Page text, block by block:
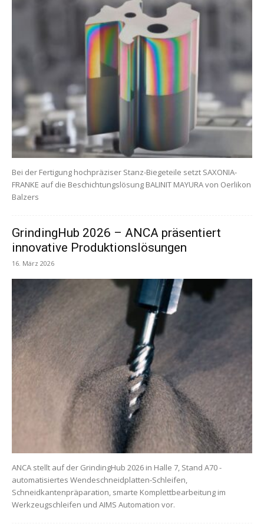
Bei der Fertigung hochpräziser Stanz-Biegeteile setzt SAXONIA-
FRANKE auf die Beschichtungslösung BALINIT MAYURA von Oerlikon
Balzers
GrindingHub 2026 – ANCA präsentiert
innovative Produktionslösungen
16. März 2026
ANCA stellt auf der GrindingHub 2026 in Halle 7, Stand A70 -
automatisiertes Wendeschneidplatten-Schleifen,
Schneidkantenpräparation, smarte Komplettbearbeitung im
Werkzeugschleifen und AIMS Automation vor.